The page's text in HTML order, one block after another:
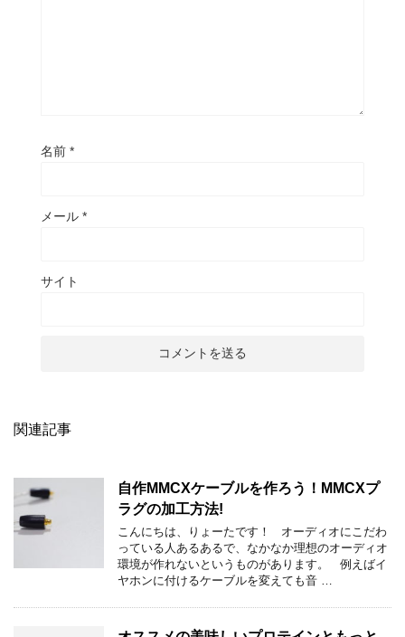
名前 *
メール *
サイト
関連記事
自作MMCXケーブルを作ろう！MMCXプ
ラグの加工方法!
こんにちは、りょーたです！ オーディオにこだわ
っている人あるあるで、なかなか理想のオーディオ
環境が作れないというものがあります。 例えばイ
ヤホンに付けるケーブルを変えても音 …